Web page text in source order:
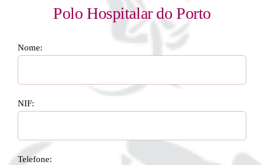
Polo Hospitalar do Porto
Nome:
NIF:
Telefone: